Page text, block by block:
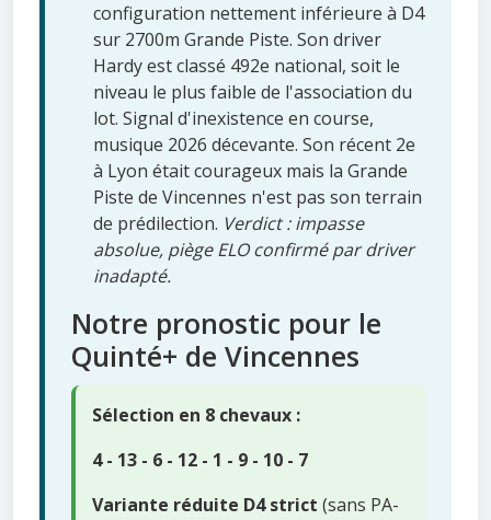
configuration nettement inférieure à D4
sur 2700m Grande Piste. Son driver
Hardy est classé 492e national, soit le
niveau le plus faible de l'association du
lot. Signal d'inexistence en course,
musique 2026 décevante. Son récent 2e
à Lyon était courageux mais la Grande
Piste de Vincennes n'est pas son terrain
de prédilection. Verdict : impasse
absolue, piège ELO confirmé par driver
inadapté.
Notre pronostic pour le
Quinté+ de Vincennes
Sélection en 8 chevaux :
4 - 13 - 6 - 12 - 1 - 9 - 10 - 7
Variante réduite D4 strict (sans PA-